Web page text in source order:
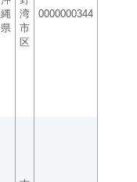
縄
県
湾
市
区
0000000344